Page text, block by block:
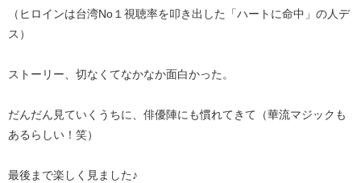
（ヒロインは台湾No１視聴率を叩き出した「ハートに命中」の人デ
ス）
ストーリー、切なくてなかなか面白かった。
だんだん見ていくうちに、俳優陣にも慣れてきて（華流マジックも
あるらしい！笑）
最後まで楽しく見ました♪